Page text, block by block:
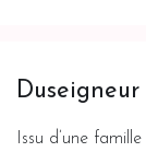
Issu d’une